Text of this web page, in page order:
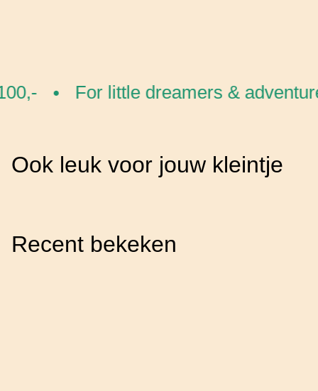
For little dreamers &
Ook leuk voor jouw kleintje
Recent bekeken